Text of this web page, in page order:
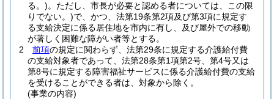
る。)。ただし、市長が必要と認める者については、この限
りでない。)で、かつ、法第19条第2項及び第3項に規定す
る支給決定に係る居住地を市内に有し、及び屋外での移動
が著しく困難な障がい者等とする。
2
前項の規定に関わらず、法第29条に規定する介護給付費
の支給対象者であって、法第28条第1項第2号、第4号又は
第8号に規定する障害福祉サービスに係る介護給付費の支給
を受けることができる者は、対象から除く。
(事業の内容)